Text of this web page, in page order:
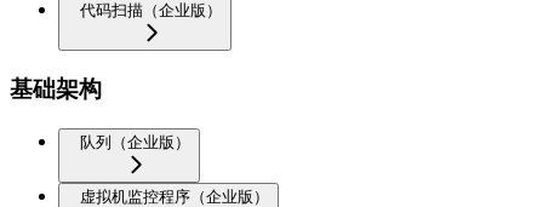
代码扫描（企业版）
基础架构
队列（企业版）
虚拟机监控程序（企业版）